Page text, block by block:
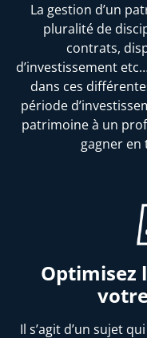
La gestion d’un
pluralité de
contrats,
d’investissement
dans ces
période
patrimoine à un
gagner en
Optimisez
Il s’agit d’un sujet